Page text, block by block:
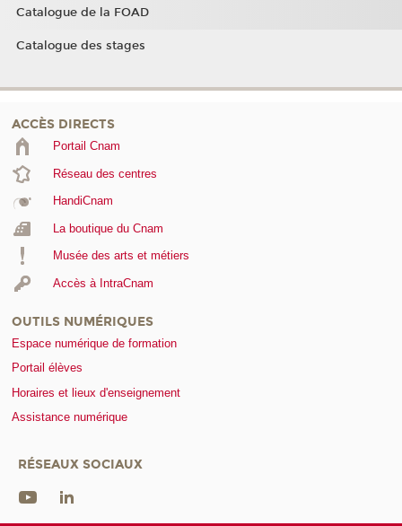
Catalogue de la FOAD
Catalogue des stages
ACCÈS DIRECTS
Portail Cnam
Réseau des centres
HandiCnam
La boutique du Cnam
Musée des arts et métiers
Accès à IntraCnam
OUTILS NUMÉRIQUES
Espace numérique de formation
Portail élèves
Horaires et lieux d'enseignement
Assistance numérique
RÉSEAUX SOCIAUX